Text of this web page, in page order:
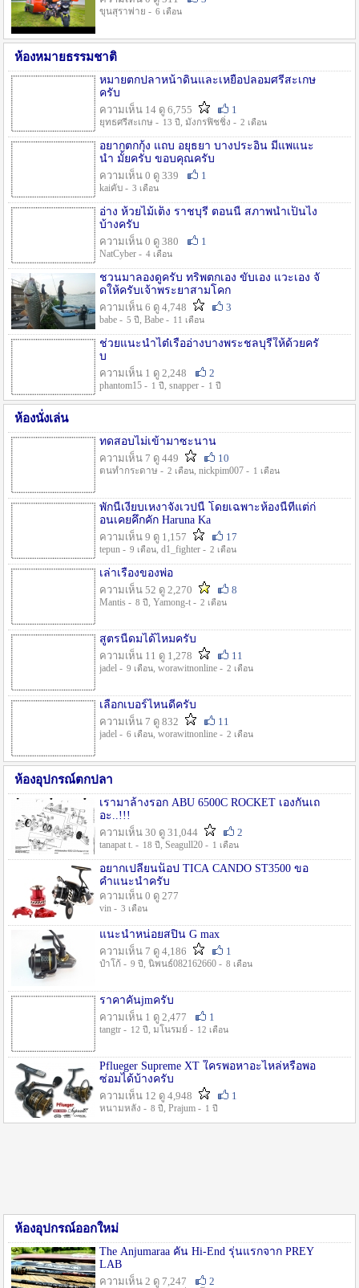
ขุนสุราพ่าย - 6 เดือน
ห้องหมายธรรมชาติ
หมายตกปลาหน้าดินและเหยื่อปลอมศรีสะเกษ
ครับ
ความเห็น 14 ดู 6,755
1
ยุทธศรีสะเกษ - 13 ปี , มังกรฟิชชิ่ง - 2 เดือน
อยากตกกุ้ง แถบ อยุธยา บางประอิน มีแพแนะ
นำ มั้ยครับ ขอบคุณครับ
ความเห็น 0 ดู 339
1
kaiคับ - 3 เดือน
อ่าง ห้วยไม้เต็ง ราชบุรี ตอนนี้ สภาพน้ำเป็นไง
บ้างครับ
ความเห็น 0 ดู 380
1
NatCyber - 4 เดือน
ชวนมาลองดูครับ ทริพตกเอง ขับเอง แวะเอง จั
ดให้ครับเจ้าพระยาสามโคก
ความเห็น 6 ดู 4,748
3
babe - 5 ปี , Babe - 11 เดือน
ช่วยแนะนำไต๋เรืออ่างบางพระชลบุรีให้ด้วยครั
บ
ความเห็น 1 ดู 2,248
2
phantom15 - 1 ปี , snapper - 1 ปี
ห้องนั่งเล่น
ทดสอบไม่เข้ามาซะนาน
ความเห็น 7 ดู 449
10
ตนทำกระดาษ - 2 เดือน, nickpim007 - 1 เดือน
พักนี้เงียบเหงาจังเวปนี้ โดยเฉพาะห้องนี้ที่แต่ก่
อนเคยคึกคัก Haruna Ka
ความเห็น 9 ดู 1,157
17
tepun - 9 เดือน, d1_fighter - 2 เดือน
เล่าเรื่องของพ่อ
ความเห็น 52 ดู 2,270
8
Mantis - 8 ปี , Yamong-t - 2 เดือน
สูตรนี้ดมได้ไหมครับ
ความเห็น 11 ดู 1,278
11
jadel - 9 เดือน, worawitnonline - 2 เดือน
เลือกเบอร์ไหนดีครับ
ความเห็น 7 ดู 832
11
jadel - 6 เดือน, worawitnonline - 2 เดือน
ห้องอุปกรณ์ตกปลา
เรามาล้างรอก ABU 6500C ROCKET เองกันเถ
อะ..!!!
ความเห็น 30 ดู 31,044
2
tanapat t. - 18 ปี , Seagull20 - 1 เดือน
อยากเปลี่ยนน็อป TICA CANDO ST3500 ขอ
คำแนะนำครับ
ความเห็น 0 ดู 277
vin - 3 เดือน
แนะนำหน่อยสปิน G max
ความเห็น 7 ดู 4,186
1
ป๋าโก้ - 9 ปี , นิพนธ์082162660 - 8 เดือน
ราคาคันjmครับ
ความเห็น 1 ดู 2,477
1
tangtr - 12 ปี , มโนรมย์ - 12 เดือน
Pflueger Supreme XT ใครพอหาอะไหล่หรือพอ
ซ่อมได้บ้างครับ
ความเห็น 12 ดู 4,948
1
หนามหลัง - 8 ปี , Prajum - 1 ปี
ห้องอุปกรณ์ออกใหม่
The Anjumaraa คัน Hi-End รุ่นแรกจาก PREY
LAB
ความเห็น 2 ดู 7,247
2